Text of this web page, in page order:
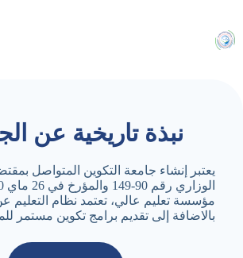
المحتوى
نبذة تاريخية عن
يعتبر إنشاء جامعة التكوين المتواصل
مؤسسة تعليم عالي، تعتمد نظام التعليم
بالاضافة إلى تقديم برامج تكوين مستمر